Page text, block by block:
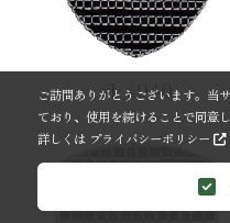
zl_s040
ご訪問ありがとうございます。当
ており、使用を続けることで同意
詳しくは プライバシーポリシー